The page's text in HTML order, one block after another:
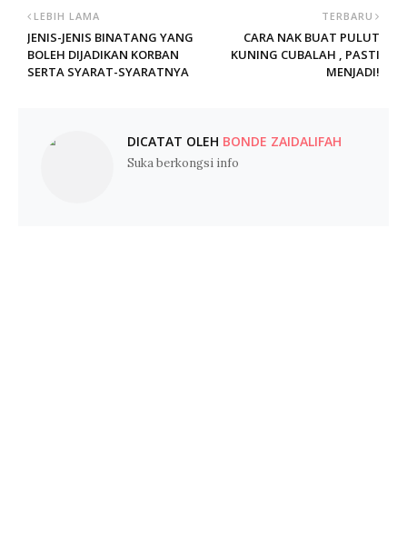
TERBARU
CARA NAK BUAT PULUT
KUNING CUBALAH , PASTI
MENJADI!
LEBIH LAMA
JENIS-JENIS BINATANG YANG
BOLEH DIJADIKAN KORBAN
SERTA SYARAT-SYARATNYA
DICATAT OLEH BONDE ZAIDALIFAH
Suka berkongsi info